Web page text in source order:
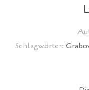
Schlagwörter: